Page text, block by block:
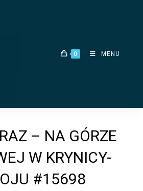
0 MENU
– NA GÓRZE
W KRYNICY-
#15698